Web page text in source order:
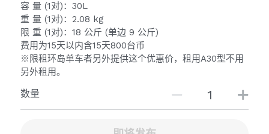
容 量 (1对)：30L
重 量 (1对)：2.08 kg
限 重 (1对)：18 公斤 (单边 9 公斤)
费用为15天以内含15天800台币
※限租环岛单车者另外提供这个优惠价，租用A30型不用
另外租用。
数量